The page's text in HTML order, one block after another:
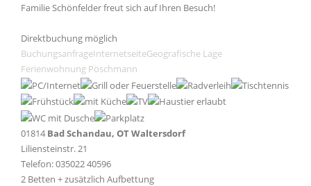
Familie Schönfelder freut sich auf Ihren Besuch!
Direktbuchung möglich
BuchungsanfrageInternetseiteGeografische Lage
Ferienwohnung Pöschmann
01814 Bad Schandau, OT Waltersdorf
Liliensteinstr. 21
Telefon: 035022 40596
2 Betten + zusätzlich Aufbettung